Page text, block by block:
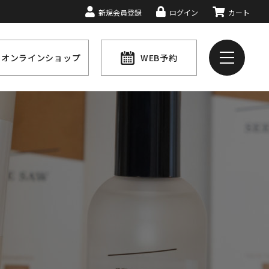
新規会員登録 ログイン カート
オンラインショップ WEB予約